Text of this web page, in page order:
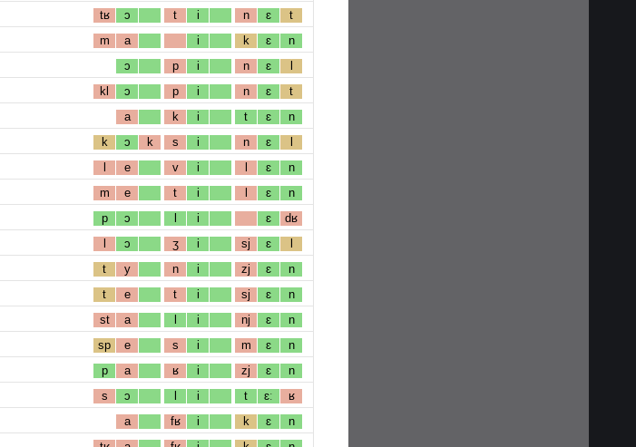
tʁ ɔ t i n ɛ t
m a i k ɛ n
ɔ p i n ɛ l
kl ɔ p i n ɛ t
a k i t ɛ n
k ɔ k s i n ɛ l
l e v i l ɛ n
m e t i l ɛ n
p ɔ l i ɛ dʁ
l ɔ ʒ i sj ɛ l
t y n i zj ɛ n
t e t i sj ɛ n
st a l i nj ɛ n
sp e s i m ɛ n
p a ʁ i zj ɛ n
s ɔ l i t ɛː ʁ
a fʁ i k ɛ n